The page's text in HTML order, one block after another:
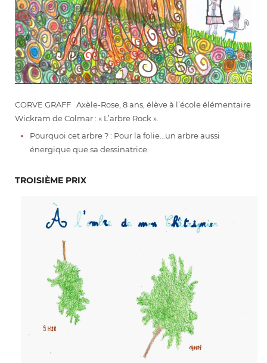
CORVE GRAFF Axèle-Rose, 8 ans, élève à l’école élémentaire
Wickram de Colmar : « L’arbre Rock ».
Pourquoi cet arbre ? : Pour la folie...un arbre aussi
énergique que sa dessinatrice.
TROISIÈME PRIX